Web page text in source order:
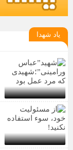
یاد شهدا